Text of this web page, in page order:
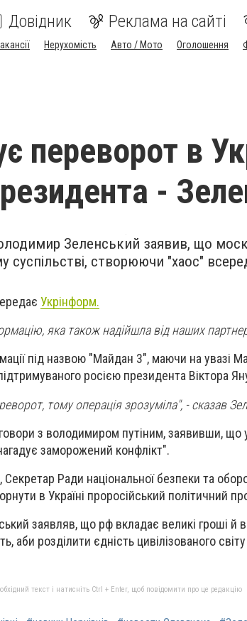
Довідник Реклама на сайті
Нерухомість Авто / Мото Оголошення
переворот в
-
Зеленський заявив, що
суспільстві, створюючи "хаос"
Укрінформ.
яка також надійшла від наших
під назвою "Майдан 3", маючи на увазі
росією президента Віктора
тому операція зрозуміла", - сказав
з володимиром путіним, заявивши, що
заморожений конфлікт".
Ради національної безпеки та
в Україні проросійський політичний
заявляв, що рф вкладає великі гроші й
аби розділити єдність цивілізованого
текст і натисніть Ctrl + Enter, щоб повідомити про це редакцію